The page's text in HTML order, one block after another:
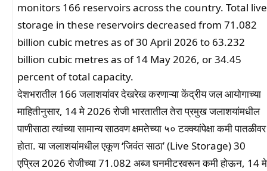
monitors 166 reservoirs across the country. Total live
storage in these reservoirs decreased from 71.082
billion cubic metres as of 30 April 2026 to 63.232
billion cubic metres as of 14 May 2026, or 34.45
percent of total capacity.
देशभरातील 166 जलाशयांवर देखरेख करणाऱ्या केंद्रीय जल आयोगाच्या
माहितीनुसार, 14 मे 2026 रोजी भारतातील तेरा प्रमुख जलाशयांमधील
पाणीसाठा त्यांच्या सामान्य साठवण क्षमतेच्या ५० टक्क्यांपेक्षा कमी पातळीवर
होता. या जलाशयांमधील एकूण ‘जिवंत साठा’ (Live Storage) 30
एप्रिल 2026 रोजीच्या 71.082 अब्ज घनमीटरवरून कमी होऊन, 14 मे